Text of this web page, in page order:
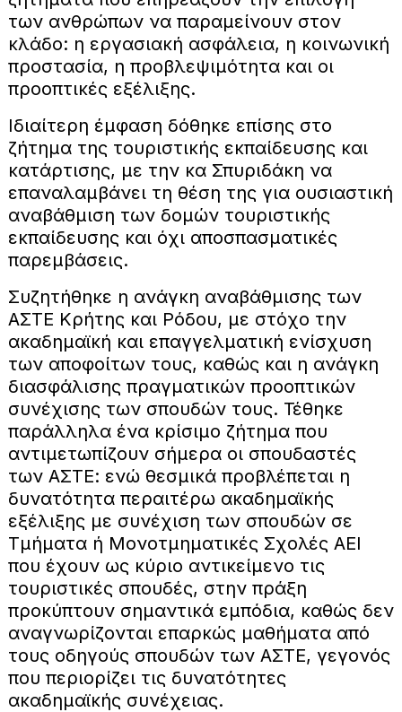
των ανθρώπων να παραμείνουν στον
κλάδο: η εργασιακή ασφάλεια, η κοινωνική
προστασία, η προβλεψιμότητα και οι
προοπτικές εξέλιξης.
Ιδιαίτερη έμφαση δόθηκε επίσης στο
ζήτημα της τουριστικής εκπαίδευσης και
κατάρτισης, με την κα Σπυριδάκη να
επαναλαμβάνει τη θέση της για ουσιαστική
αναβάθμιση των δομών τουριστικής
εκπαίδευσης και όχι αποσπασματικές
παρεμβάσεις.
Συζητήθηκε η ανάγκη αναβάθμισης των
ΑΣΤΕ Κρήτης και Ρόδου, με στόχο την
ακαδημαϊκή και επαγγελματική ενίσχυση
των αποφοίτων τους, καθώς και η ανάγκη
διασφάλισης πραγματικών προοπτικών
συνέχισης των σπουδών τους. Τέθηκε
παράλληλα ένα κρίσιμο ζήτημα που
αντιμετωπίζουν σήμερα οι σπουδαστές
των ΑΣΤΕ: ενώ θεσμικά προβλέπεται η
δυνατότητα περαιτέρω ακαδημαϊκής
εξέλιξης με συνέχιση των σπουδών σε
Τμήματα ή Μονοτμηματικές Σχολές ΑΕΙ
που έχουν ως κύριο αντικείμενο τις
τουριστικές σπουδές, στην πράξη
προκύπτουν σημαντικά εμπόδια, καθώς δεν
αναγνωρίζονται επαρκώς μαθήματα από
τους οδηγούς σπουδών των ΑΣΤΕ, γεγονός
που περιορίζει τις δυνατότητες
ακαδημαϊκής συνέχειας.